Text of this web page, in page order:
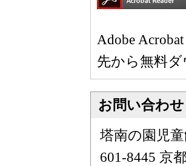
Adobe
先から無料
お問い合わせ
塔南の園児
601-8445 京